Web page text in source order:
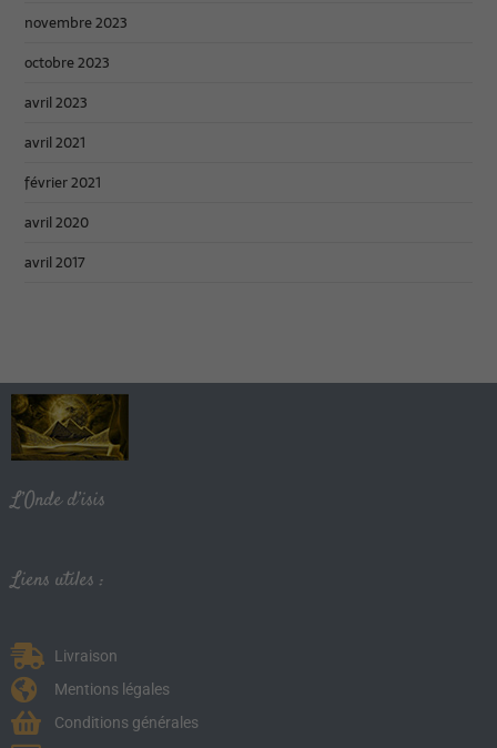
novembre 2023
octobre 2023
avril 2023
avril 2021
février 2021
avril 2020
avril 2017
L’Onde d’isis
Liens utiles :
Livraison
Mentions légales
Conditions générales